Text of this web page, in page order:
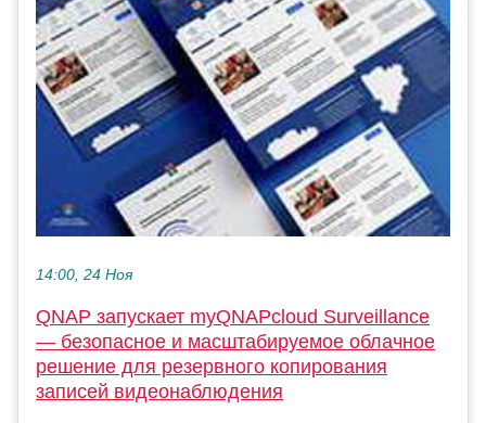
14:00, 24 Ноя
QNAP запускает myQNAPcloud Surveillance
— безопасное и масштабируемое облачное
решение для резервного копирования
записей видеонаблюдения